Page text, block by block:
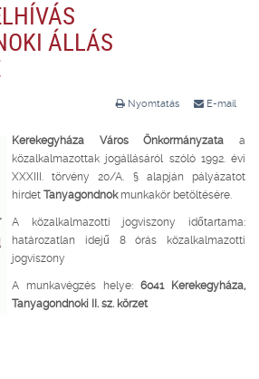
ÁLLÁS
Nyomtatás E-mail
Kerekegyháza Város Önkormányzata a
közalkalmazottak jogállásáról szóló 1992. évi
XXXIII. törvény 20/A. § alapján pályázatot
hirdet Tanyagondnokmunkakör betöltésére.
A közalkalmazotti jogviszony időtartama:
határozatlan idejű 8 órás közalkalmazotti
jogviszony
A munkavégzés helye: 6041 Kerekegyháza,
Tanyagondnoki II. sz. körzet